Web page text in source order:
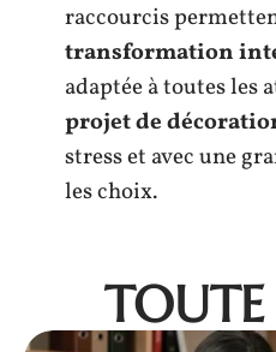
raccourcis
transformation
adaptée à toutes les
projet de
stress et avec une
les choix.
TOUTE